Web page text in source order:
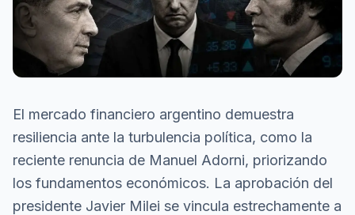
El mercado financiero argentino demuestra
resiliencia ante la turbulencia política, como la
reciente renuncia de Manuel Adorni, priorizando
los fundamentos económicos. La aprobación del
presidente Javier Milei se vincula estrechamente a